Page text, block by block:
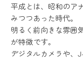
平成とは、昭和のア
みつつあった時代。
明るく前向きな雰囲
が特徴です。
デジタルカメラや、